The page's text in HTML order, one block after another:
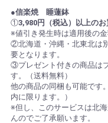
●信楽焼 睡蓮鉢
①3,980円（税込）以上のお
※値引き発生時は適用後の金
②北海道・沖縄・北東北は
要となります。
③プレゼント付きの商品は
す。（送料無料）
他の商品の同梱も可能です
内に限ります。）
※但し、このサービスは北
んのでご了承願います。